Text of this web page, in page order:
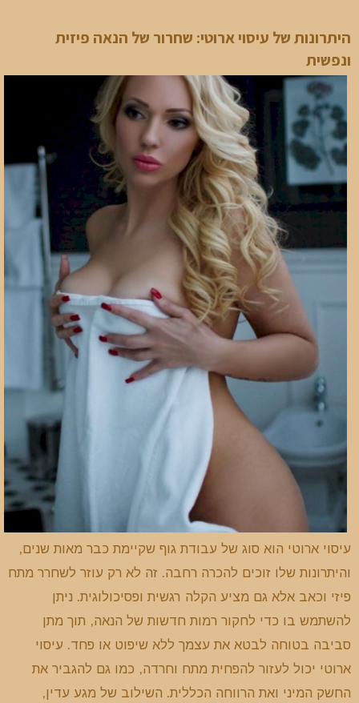
היתרונות של עיסוי ארוטי: שחרור של הנאה פיזית
ונפשית
עיסוי ארוטי הוא סוג של עבודת גוף שקיימת כבר מאות שנים,
והיתרונות שלו זוכים להכרה רחבה. זה לא רק עוזר לשחרר מתח
פיזי וכאב אלא גם מציע הקלה רגשית ופסיכולוגית. ניתן
להשתמש בו כדי לחקור רמות חדשות של הנאה, תוך מתן
סביבה בטוחה לבטא את עצמך ללא שיפוט או פחד. עיסוי
ארוטי יכול לעזור להפחית מתח וחרדה, כמו גם להגביר את
החשק המיני ואת הרווחה הכללית. השילוב של מגע עדין,